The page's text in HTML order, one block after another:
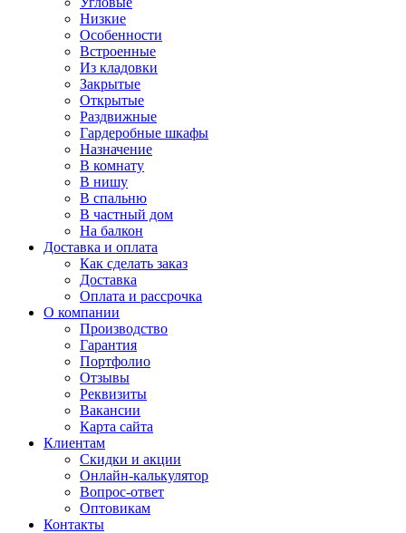
Низкие
Особенности
Встроенные
Из кладовки
Закрытые
Открытые
Раздвижные
Гардеробные шкафы
Назначение
В комнату
В нишу
В спальню
В частный дом
На балкон
Доставка и оплата
Как сделать заказ
Доставка
Оплата и рассрочка
О компании
Производство
Гарантия
Портфолио
Отзывы
Реквизиты
Вакансии
Карта сайта
Клиентам
Скидки и акции
Онлайн-калькулятор
Вопрос-ответ
Оптовикам
Контакты